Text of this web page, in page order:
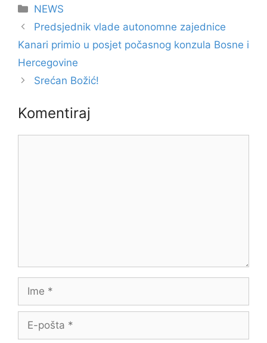
Kategorije
NEWS
Predsjednik vlade autonomne zajednice
Kanari primio u posjet počasnog konzula Bosne i
Hercegovine
Srećan Božić!
Komentiraj
pošta